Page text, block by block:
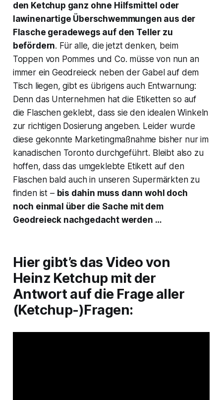
den Ketchup ganz ohne Hilfsmittel oder
lawinenartige Überschwemmungen aus der
Flasche geradewegs auf den Teller zu
befördern. Für alle, die jetzt denken, beim
Toppen von Pommes und Co. müsse von nun an
immer ein Geodreieck neben der Gabel auf dem
Tisch liegen, gibt es übrigens auch Entwarnung:
Denn das Unternehmen hat die Etiketten so auf
die Flaschen geklebt, dass sie den idealen Winkeln
zur richtigen Dosierung angeben. Leider wurde
diese gekonnte Marketingmaßnahme bisher nur im
kanadischen Toronto durchgeführt. Bleibt also zu
hoffen, dass das umgeklebte Etikett auf den
Flaschen bald auch in unseren Supermärkten zu
finden ist – bis dahin muss dann wohl doch
noch einmal über die Sache mit dem
Geodreieck nachgedacht werden …
Hier gibt’s das Video von
Heinz Ketchup mit der
Antwort auf die Frage aller
(Ketchup-)Fragen: